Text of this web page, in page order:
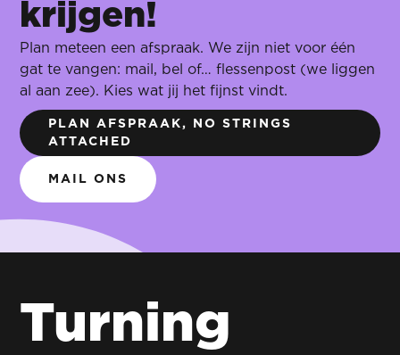
krijgen!
Plan meteen een afspraak. We zijn niet voor één
gat te vangen: mail, bel of… flessenpost (we liggen
al aan zee). Kies wat jij het fijnst vindt.
PLAN AFSPRAAK, NO STRINGS
ATTACHED
MAIL ONS
Turning